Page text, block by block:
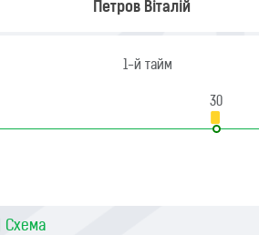
Петров Віталій
1-й тайм
30
Схема